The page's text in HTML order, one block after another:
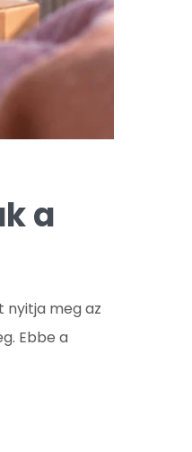
a
nyitja meg az
Ebbe a